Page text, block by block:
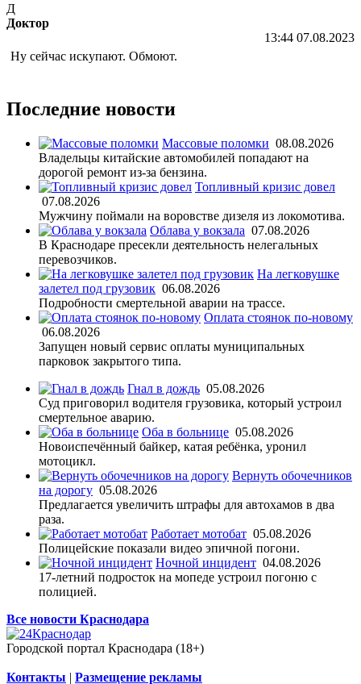
Д
Доктор
13:44 07.08.2023
Ну сейчас искупают. Обмоют.
Последние новости
Массовые поломки 08.08.2026
Владельцы китайские автомобилей попадают на
дорогой ремонт из-за бензина.
Топливный кризис довел
07.08.2026
Мужчину поймали на воровстве дизеля из локомотива.
Облава у вокзала 07.08.2026
В Краснодаре пресекли деятельность нелегальных
перевозчиков.
На легковушке
залетел под грузовик 06.08.2026
Подробности смертельной аварии на трассе.
Оплата стоянок по-новому
06.08.2026
Запущен новый сервис оплаты муниципальных
парковок закрытого типа.
Гнал в дождь 05.08.2026
Суд приговорил водителя грузовика, который устроил
смертельное аварию.
Оба в больнице 05.08.2026
Новоиспечённый байкер, катая ребёнка, уронил
мотоцикл.
Вернуть обочечников
на дорогу 05.08.2026
Предлагается увеличить штрафы для автохамов в два
раза.
Работает мотобат 05.08.2026
Полицейские показали видео эпичной погони.
Ночной инцидент 04.08.2026
17-летний подросток на мопеде устроил погоню с
полицией.
Все новости Краснодара
Городской портал Краснодара (18+)
Контакты | Размещение рекламы